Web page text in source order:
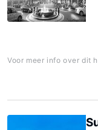
Voor meer info over dit